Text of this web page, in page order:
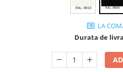
LA
Durata de